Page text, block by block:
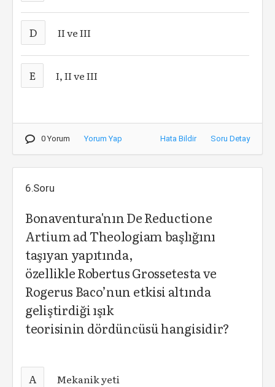
D II ve III
E I, II ve III
0 Yorum Yorum Yap Hata Bildir Soru Detay
6.Soru
Bonaventura'nın De Reductione
Artium ad Theologiam başlığını
taşıyan yapıtında,
özellikle Robertus Grossetesta ve
Rogerus Baco’nun etkisi altında
geliştirdiği ışık
teorisinin dördüncüsü hangisidir?
A Mekanik yeti